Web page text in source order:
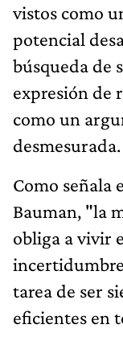
vistos como
potencial
búsqueda de
expresión de
como un
desmesurada.
Como señala
Bauman, "la
obliga a vivir
tarea de ser
eficientes en